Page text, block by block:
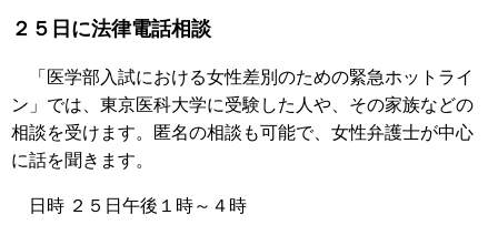
２５日に法律電話相談
「医学部入試における女性差別のための緊急ホットライ
ン」では、東京医科大学に受験した人や、その家族などの
相談を受けます。匿名の相談も可能で、女性弁護士が中心
に話を聞きます。
日時 ２５日午後１時～４時